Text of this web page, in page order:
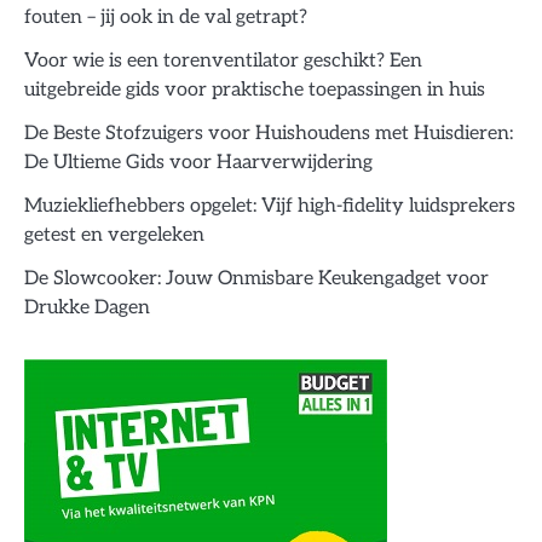
fouten – jij ook in de val getrapt?
Voor wie is een torenventilator geschikt? Een
uitgebreide gids voor praktische toepassingen in huis
De Beste Stofzuigers voor Huishoudens met Huisdieren:
De Ultieme Gids voor Haarverwijdering
Muziekliefhebbers opgelet: Vijf high-fidelity luidsprekers
getest en vergeleken
De Slowcooker: Jouw Onmisbare Keukengadget voor
Drukke Dagen